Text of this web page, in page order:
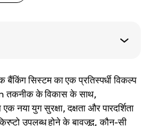
सिस्टम का एक प्रतिस्पर्धी विकल्प
तकनीक के विकास के साथ,
युग सुरक्षा, दक्षता और पारदर्शिता
उपलब्ध होने के बावजूद, कौन-सी